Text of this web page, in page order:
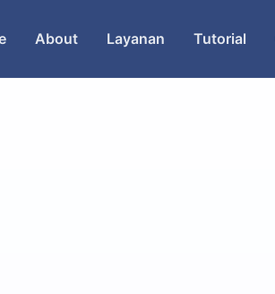
About Layanan Tutorial